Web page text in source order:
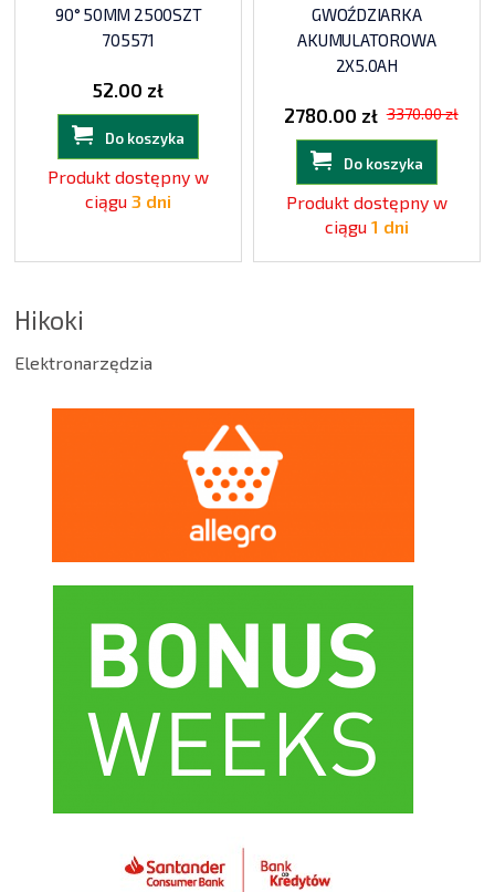
90° 50MM 2500SZT
705571
52.00 zł
Do koszyka
Produkt dostępny w
ciągu3 dni
GWOŹDZIARKA
AKUMULATOROWA
2X5.0AH
2780.00 zł 3370.00 zł
Do koszyka
Produkt dostępny w
ciągu 1 dni
Hikoki
Elektronarzędzia